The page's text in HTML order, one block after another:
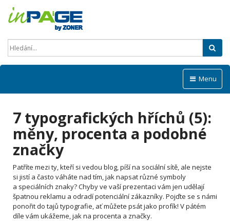
Menu
7 typografických hříchů (5):
měny, procenta a podobné
značky
Patříte mezi ty, kteří si vedou blog, píší na sociální sítě, ale nejste
si jistí a často váháte nad tím, jak napsat různé symboly
a speciálních znaky? Chyby ve vaší prezentaci vám jen udělají
špatnou reklamu a odradí potenciální zákazníky. Pojďte se s námi
ponořit do tajů typografie, ať můžete psát jako profík! V pátém
díle vám ukážeme, jak na procenta a značky.